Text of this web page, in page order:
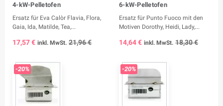
4-kW-Pelletofen
Ersatz für Eva Calòr Flavia, Flora,
Gaia, Ida, Matilde, Tea,...
17,57 € inkl. MwSt. 21,96 €
6-kW-Pelletofen
Ersatz für Punto Fuoco mit den
Motiven Dorothy, Heidi, Lady,...
14,64 € inkl. MwSt. 18,30 €
-20% -20%